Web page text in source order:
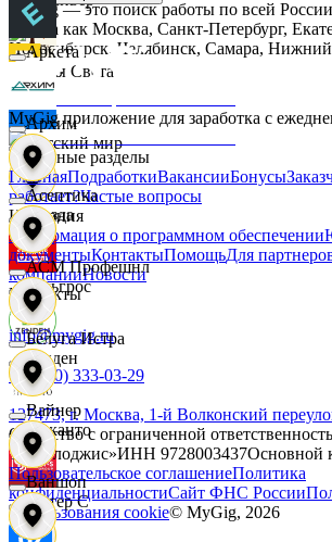
Дары Света
Детский мир
Звезда
Зельгрос
Зенден
Инканто
Интер С
Аркета
Архим
Асептика
АСМ Профешнл
Белуга Истра
Вайнер
Ваншоп
MyGig — это поиск работы по всей
города как Москва, Санкт-Петербург,
Новосибирск, Челябинск, Самара,
другие.
MyGig приложение для заработка с
Основные разделы
ГлавнаяПодработкиВакансииБонусы
работает?Частые вопросы
Компания
Информация о программном обеспечении
документыКонтактыПомощьДля
компанииНовости
Контакты
info@mygig.ru
+8 (800) 333-03-29
127473, г. Москва, 1-й Волконский
Общество с ограниченной
Технолоджис»ИНН 9728003437Основной
Пользовательское соглашениеПолитика
конфиденциальностиСайт ФНС России
использования cookie© MyGig, 2026